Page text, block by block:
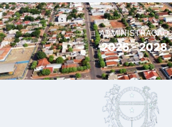
ADMINISTRAÇÃO
2025 - 2028